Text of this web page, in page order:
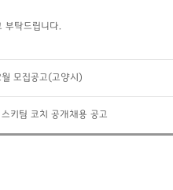
부탁드립니다.
모집공고(고양시)
키팀 코치 공개채용 공고